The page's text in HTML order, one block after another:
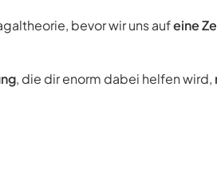
bevor wir uns aufeine
, die dir enorm dabei helfen wird,